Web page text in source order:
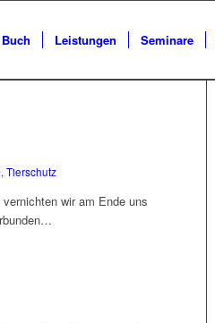
Buch Leistungen Seminare
, Tierschutz
wir am Ende uns